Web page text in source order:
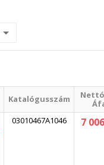
Katalógusszám
Nettó
03010467A1046 7